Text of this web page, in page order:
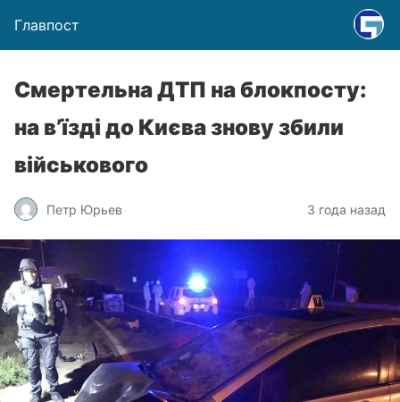
Главпост
Смертельна ДТП на блокпосту:
на в’їзді до Києва знову збили
військового
Петр Юрьев 3 года назад